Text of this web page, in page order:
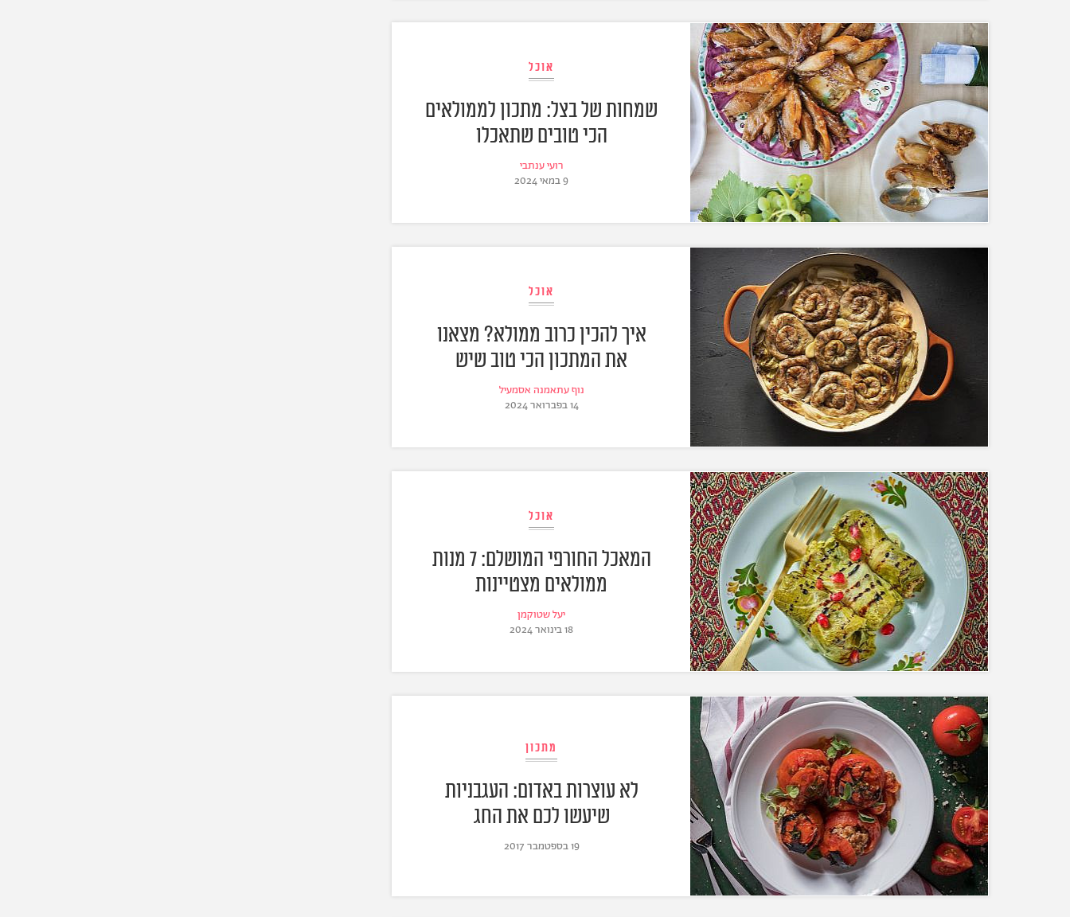
אוכל
שמחות של בצל: מתכון לממולאים
הכי טובים שתאכלו
רועי ענתבי
9 במאי 2024
אוכל
איך להכין כרוב ממולא? מצאנו
את המתכון הכי טוב שיש
נוף עתאמנה אסמעיל
14 בפברואר 2024
אוכל
המאכל החורפי המושלם: 7 מנות
ממולאים מצטיינות
יעל שטוקמן
18 בינואר 2024
מתכון
לא עוצרות באדום: העגבניות
שיעשו לכם את החג
19 בספטמבר 2017